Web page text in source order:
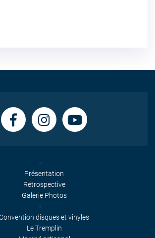
Présentation
Rétrospective
Galerie Photos
disques et vinyles
Le Tremplin